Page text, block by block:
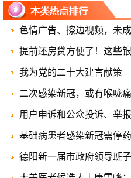
色情广告、擦边视频，未
提前还房贷方便了！这些
我为党的二十大建言献策
二次感染新冠，或有喉咙
用户申诉和公众投诉、举
基础病患者感染新冠需停
德阳新一届市政府领导班